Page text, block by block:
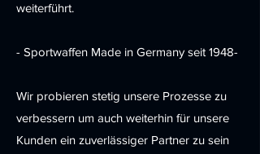
weiterführt.
- Sportwaffen Made in Germany seit 1948-
Wir probieren stetig unsere Prozesse zu
verbessern um auch weiterhin für unsere
Kunden ein zuverlässiger Partner zu sein